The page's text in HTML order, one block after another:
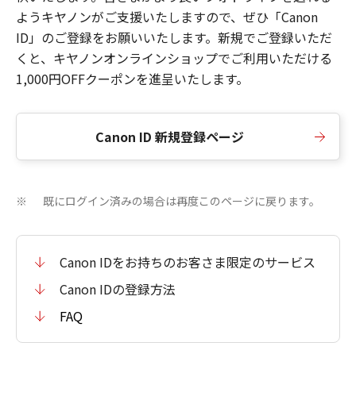
ようキヤノンがご支援いたしますので、ぜひ「Canon
ID」のご登録をお願いいたします。新規でご登録いただ
くと、キヤノンオンラインショップでご利用いただける
1,000円OFFクーポンを進呈いたします。
Canon ID 新規登録ページ
※ 既にログイン済みの場合は再度このページに戻ります。
Canon IDをお持ちのお客さま限定のサービス
Canon IDの登録方法
FAQ